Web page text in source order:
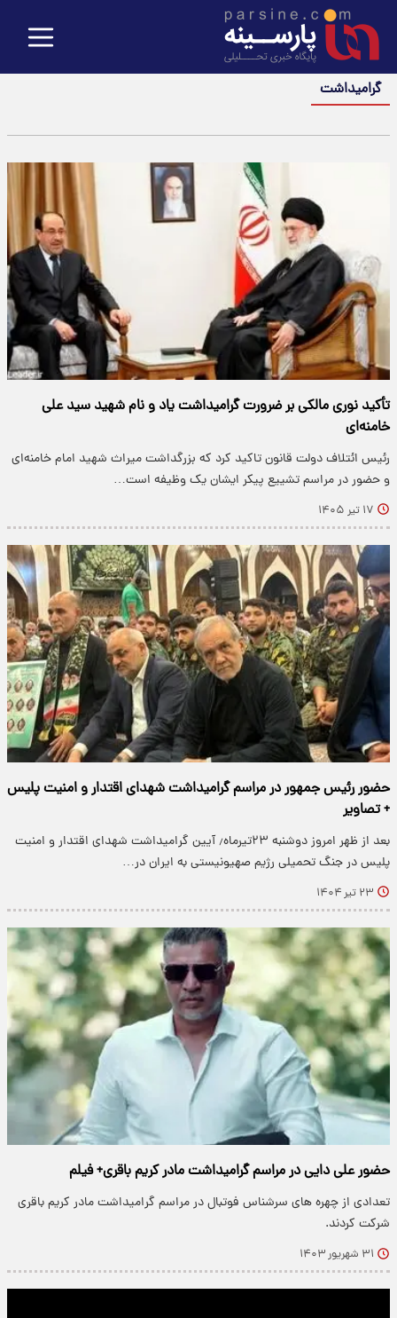
گرامیداشت
تأکید نوری مالکی بر ضرورت گرامیداشت یاد و نام شهید سید علی
خامنه‌ای
رئیس ائتلاف دولت قانون تاکید کرد که بزرگداشت میراث شهید امام خامنه‌ای
و حضور در مراسم تشییع پیکر ایشان یک وظیفه است…
۱۷ تیر ۱۴۰۵
حضور رئیس جمهور در مراسم گرامیداشت شهدای اقتدار و امنیت پلیس
+ تصاویر
بعد از ظهر امروز دوشنبه ۲۳تیرماه٫ آیین گرامیداشت شهدای اقتدار و امنیت
پلیس در جنگ تحمیلی رژیم صهیونیستی به ایران در…
۲۳ تیر ۱۴۰۴
حضور علی دایی در مراسم گرامیداشت مادر کریم باقری+ فیلم
تعدادی از چهره های سرشناس فوتبال در مراسم گرامیداشت مادر کریم باقری
شرکت کردند.
۳۱ شهریور ۱۴۰۳